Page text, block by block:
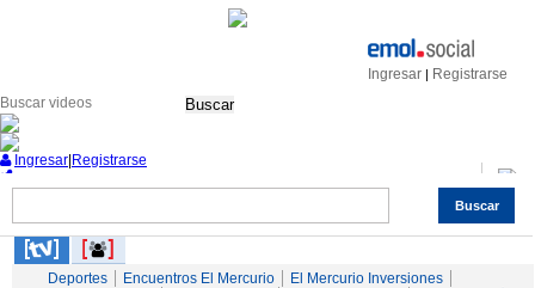
Ingresar | Registrarse
Buscar
Buscar
Ingresar Registrarse
Servicios
Deportes Encuentros El Mercurio
El Mercurio Inversiones